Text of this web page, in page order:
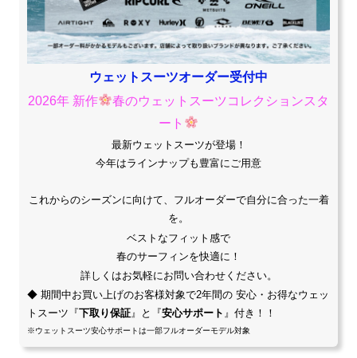
ウェットスーツオーダー受付中
2026年 新作
春のウェットスーツコレクションスタ
ート
最新ウェットスーツが登場！
今年はラインナップも豊富にご用意
これからのシーズンに向けて、フルオーダーで自分に合った一着
を。
ベストなフィット感で
春のサーフィンを快適に！
詳しくはお気軽にお問い合わせください。
◆ 期間中お買い上げのお客様対象で2年間の 安心・お得なウェッ
トスーツ『下取り保証』と『安心サポート 』付き！！
※ウェットスーツ安心サポートは一部フルオーダーモデル対象